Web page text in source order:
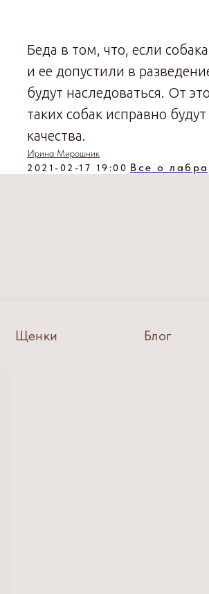
Беда в том, что, если
и ее допустили в
будут наследоваться. От
таких собак исправно
качества.
Ирина Мирошник
2021-02-17 19:00 Все о
Щенки Блог